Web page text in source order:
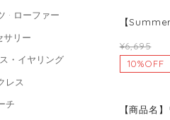
· ローファー
サリー
・イヤリング
レス
チ
【
¥6,695
10%OFF
【商品名